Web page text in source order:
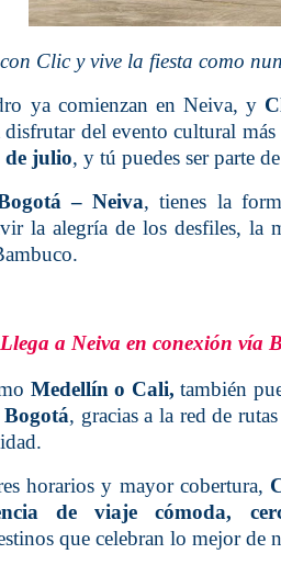
Clic y vive la fiesta como
ya comienzan en Neiva, y
del evento cultural
de julio, y tú puedes ser parte
– Neiva, tienes la
la alegría de los desfiles, la
a Neiva en conexión vía
Medellín o Cali,también
Bogotá, gracias a la red de
horarios y mayor cobertura,
de viaje cómoda,
que celebran lo mejor de